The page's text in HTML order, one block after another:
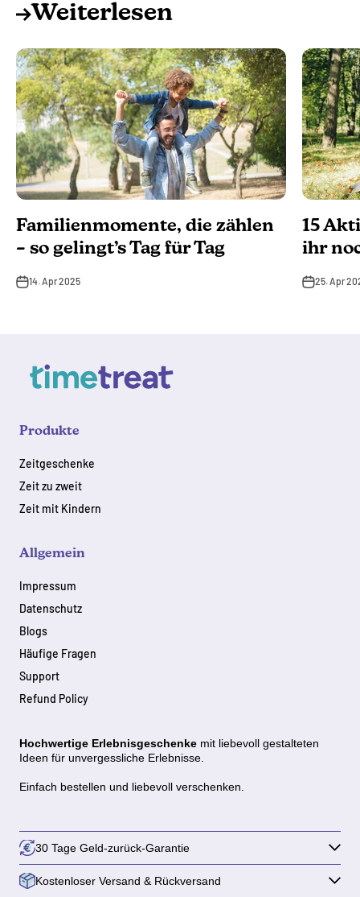
Weiterlesen
Familienmomente, die zählen
– so gelingt’s Tag für Tag
14. Apr 2025
15
ihr
25. Apr
Produkte
Zeitgeschenke
Zeit zu zweit
Zeit mit Kindern
Allgemein
Impressum
Datenschutz
Blogs
Häufige Fragen
Support
Refund Policy
Hochwertige Erlebnisgeschenke mit liebevoll gestalteten
Ideen für unvergessliche Erlebnisse.
Einfach bestellen und liebevoll verschenken.
30 Tage Geld-zurück-Garantie
Kostenloser Versand & Rückversand